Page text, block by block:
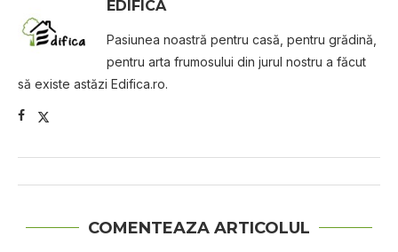
EDIFICA
Pasiunea noastră pentru casă, pentru grădină,
pentru arta frumosului din jurul nostru a făcut
să existe astăzi Edifica.ro.
COMENTEAZA ARTICOLUL